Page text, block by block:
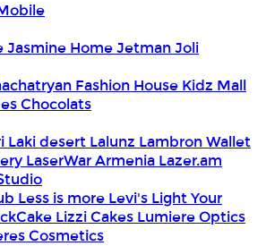
Jasmine HomeJetmanJoli
Fashion House Kidz Mall
Chocolats
Laki desert Lalunz Lambron Wallet
LaserWar Armenia Lazer.am
Less is more Levi's Light Your
Lizzi Cakes Lumiere Optics
Cosmetics